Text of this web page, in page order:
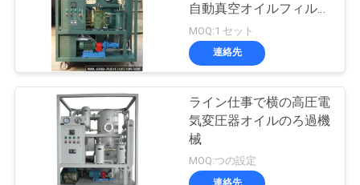
自動真空オイルフィルタ
ー機
MOQ:1 セット
連絡先
ライン仕事で横の高圧電
気変圧器オイルのろ過機
械
MOQ:つの設定